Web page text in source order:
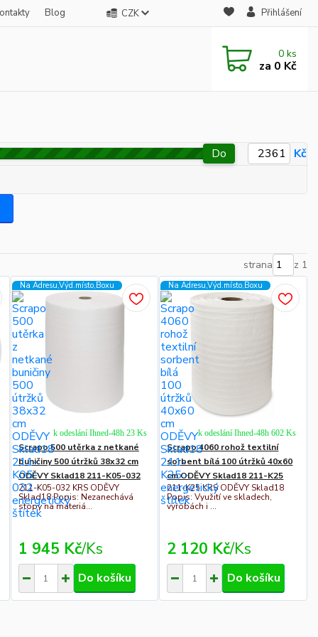
Blog CZK Přihlášení
0 ks
za 0 Kč
Do Kč
strana z 1
Na Adresu,Výd.místo,Boxu
Scrapo 500 utěrka z netkané
buničiny 500 útržků 38x32 cm
ODĚVY Sklad18 211-K05-032
211-K05-032 KRS ODĚVY
Sklad18 Popis: Nezanechává
stopy na materiá...
1 945 Kč/Ks
k odeslání Ihned-48h 23 Ks
Do košíku
Na Adresu,Výd.místo,Boxu
Scrapo 4060 rohož textilní
sorbent bílá 100 útržků 40x60
cm ODĚVY Sklad18 211-K25
211-K25 KRS ODĚVY Sklad18
Popis: Využití ve skladech,
výrobách i ...
2 120 Kč/Ks
k odeslání Ihned-48h 602 Ks
Do košíku